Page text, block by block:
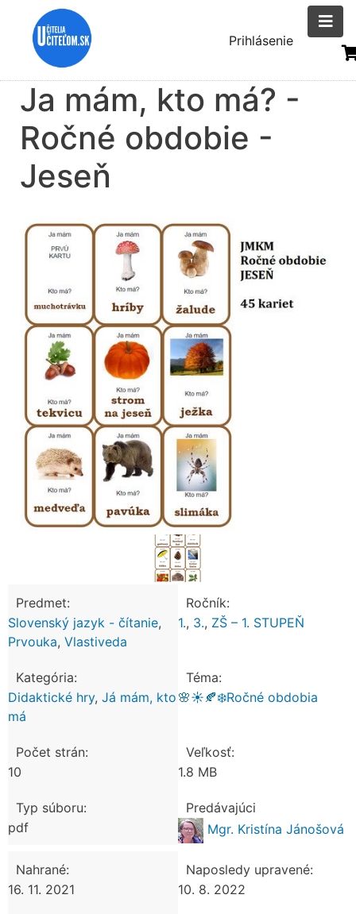
Menu
účtu
Prihlásenie
Ja mám, kto má? -
Ročné obdobie -
Jeseň
Predmet:
Slovenský jazyk - čítanie,
Prvouka, Vlastiveda
Ročník:
1., 3., ZŠ – 1. STUPEŇ
Kategória:
Didaktické hry, Já mám, kto
má
Téma:
🌸☀️🍂❄️Ročné obdobia
Počet strán:
10
Veľkosť:
1.8 MB
Typ súboru:
pdf
Predávajúci
Mgr. Kristína Jánošová
Nahrané:
16. 11. 2021
Naposledy upravené:
10. 8. 2022